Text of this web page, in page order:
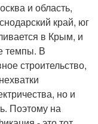
и область,
край, юг
в Крым, и
темпы. В
строительство,
но и
Поэтому на